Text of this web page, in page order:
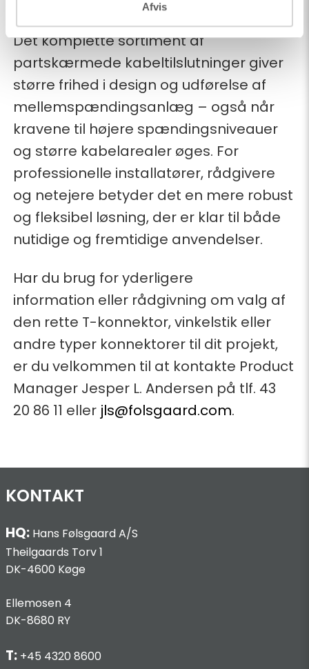
Afvis
mellemspændingsnet
Det komplette sortiment af
partskærmede kabeltilslutninger giver
større frihed i design og udførelse af
mellemspændingsanlæg – også når
kravene til højere spændingsniveauer
og større kabelarealer øges. For
professionelle installatører, rådgivere
og netejere betyder det en mere robust
og fleksibel løsning, der er klar til både
nutidige og fremtidige anvendelser.
Har du brug for yderligere
information eller rådgivning om valg af
den rette T-konnektor, vinkelstik eller
andre typer konnektorer til dit projekt,
er du velkommen til at kontakte Product
Manager Jesper L. Andersen på tlf. 43
20 86 11 eller jls@folsgaard.com.
KONTAKT
HQ: Hans Følsgaard A/S
Theilgaards Torv 1
DK-4600 Køge
Ellemosen 4
DK-8680 RY
T: +45 4320 8600